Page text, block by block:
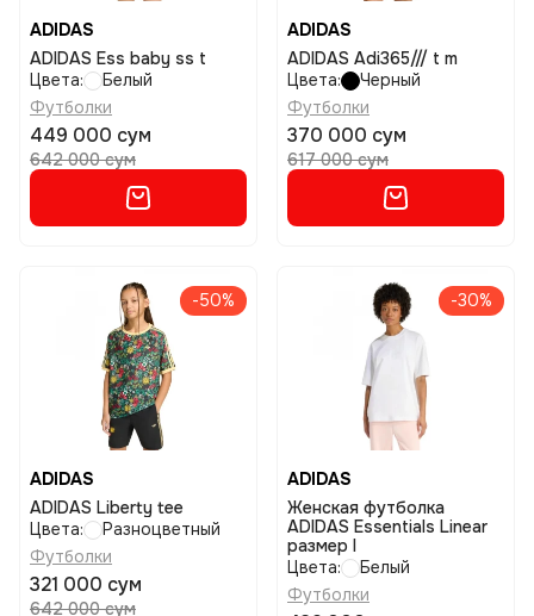
ADIDAS
ADIDAS Ess baby ss t
Цвета:
Белый
Футболки
449 000 сум
642 000 сум
ADIDAS
ADIDAS Adi365/// t m
Цвета:
Черный
Футболки
370 000 сум
617 000 сум
-50%
ADIDAS
ADIDAS Liberty tee
Цвета:
Разноцветный
Футболки
321 000 сум
642 000 сум
-30%
ADIDAS
Женская футболка
ADIDAS Essentials Linear
размер l
Цвета:
Белый
Футболки